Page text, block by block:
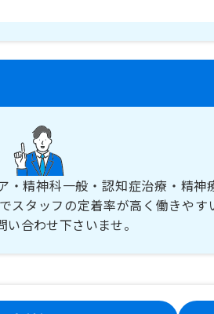
・精神科一般・認知症治療・精神
スタッフの定着率が高く働きやす
合わせ下さいませ。